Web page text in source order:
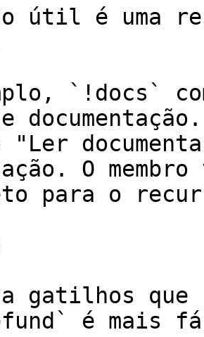
útil é uma
`!docs`
"Ler
O
para o
gatilhos que
é mais